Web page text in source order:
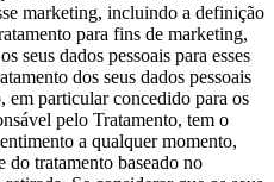
marketing, incluindo a definição
para fins de marketing,
seus dados pessoais para esses
dos seus dados pessoais
em particular concedido para os
pelo Tratamento, tem o
a qualquer momento,
do tratamento baseado no